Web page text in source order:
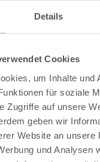
Details
Cookies
um Inhalte und
für soziale
Zugriffe auf unsere
geben wir
Website an unsere
und Analysen
ROUTE PLANEN